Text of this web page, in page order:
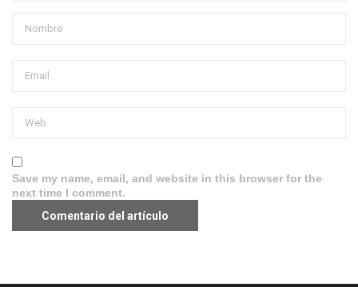
Save my name, email, and website in this browser for the
next time I comment.